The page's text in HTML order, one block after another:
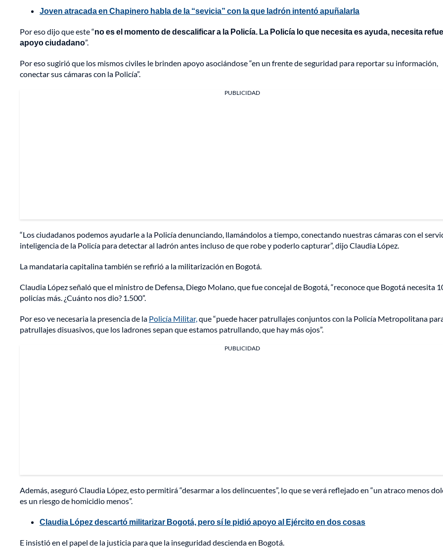
Joven atracada en Chapinero habla de la “sevicia” con la que ladrón intentó apuñalarla
Por eso dijo que este “no es el momento de descalificar a la Policía. La Policía lo que necesita es ayuda, necesita
apoyo ciudadano”.
Por eso sugirió que los mismos civiles le brinden apoyo asociándose “en un frente de seguridad para reportar su información,
conectar sus cámaras con la Policía”.
PUBLICIDAD
“Los ciudadanos podemos ayudarle a la Policía denunciando, llamándolos a tiempo, conectando nuestras cámaras con el
inteligencia de la Policía para detectar al ladrón antes incluso de que robe y poderlo capturar”, dijo Claudia López.
La mandataria capitalina también se refirió a la militarización en Bogotá.
Claudia López señaló que el ministro de Defensa, Diego Molano, que fue concejal de Bogotá, “reconoce que Bogotá necesita
policías más. ¿Cuánto nos dio? 1.500”.
Por eso ve necesaria la presencia de la Policía Militar,que “puede hacer patrullajes conjuntos con la Policía Metropolitana
patrullajes disuasivos, que los ladrones sepan que estamos patrullando, que hay más ojos”.
PUBLICIDAD
Además, aseguró Claudia López, esto permitirá “desarmar a los delincuentes”, lo que se verá reflejado en “un atraco menos
es un riesgo de homicidio menos”.
Claudia López descartó militarizar Bogotá, pero sí le pidió apoyo al Ejército en dos cosas
E insistió en el papel de la justicia para que la inseguridad descienda en Bogotá.